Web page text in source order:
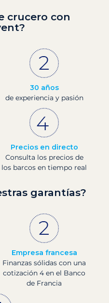
crucero con
30 años
de experiencia y pasión
Precios en directo
Consulta los precios de
los barcos en tiempo real
garantías?
Empresa francesa
Finanzas sólidas con una
cotización 4 en el Banco
de Francia